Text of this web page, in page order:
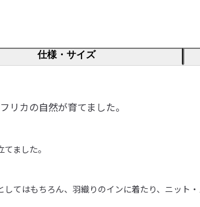
仕様・サイズ
リカの自然が育てました。
ました。
てはもちろん、羽織りのインに着たり、ニット